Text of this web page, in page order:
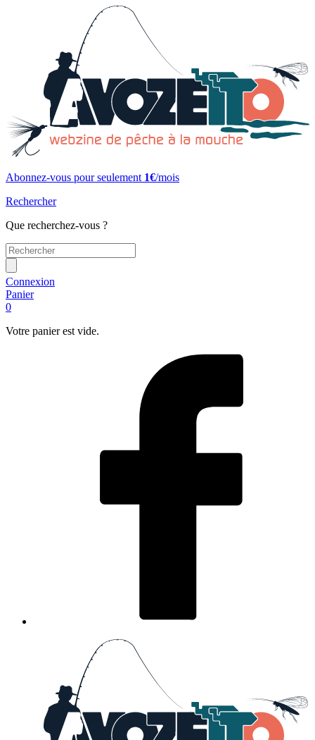
Abonnez-vous pour seulement 1€/mois
Rechercher
Que recherchez-vous ?
Connexion
Panier
0
Votre panier est vide.